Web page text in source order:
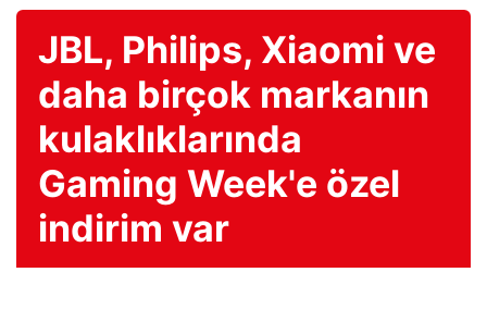
JBL, Philips, Xiaomi ve
daha birçok markanın
kulaklıklarında
Gaming Week'e özel
indirim var